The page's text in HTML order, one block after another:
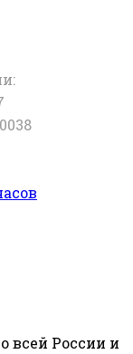
всей России и